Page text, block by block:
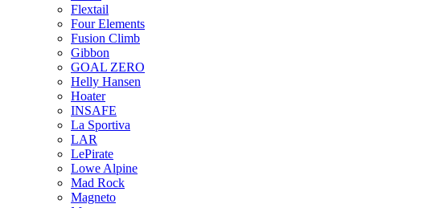
Flextail
Four Elements
Fusion Climb
Gibbon
GOAL ZERO
Helly Hansen
Hoater
INSAFE
La Sportiva
LAR
LePirate
Lowe Alpine
Mad Rock
Magneto